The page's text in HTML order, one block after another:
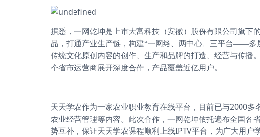
据悉，一网乾坤是上市大富科技（安徽）股份有限公司旗下
品，打通产业生产链，构建“一网络、两中心、三平台——多
传统文化原创内容的创作、生产和品牌的打造、经营与传播
个省市运营商展开深度合作，产品覆盖近亿用户。
天天学农作为一家农业职业教育在线平台，目前已与2000多
农业经营管理等内容。此次合作，一网乾坤依托遍布全国各
势互补，保证天天学农课程顺利上线IPTV平台，为广大用户